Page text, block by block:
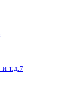
т.д.7